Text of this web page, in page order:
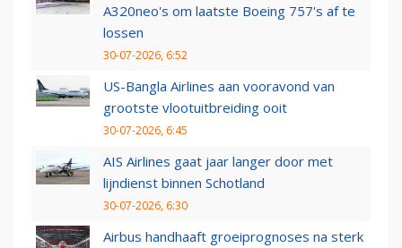
A320neo's om laatste Boeing 757's af te
lossen
30-07-2026, 6:52
US-Bangla Airlines aan vooravond van
grootste vlootuitbreiding ooit
30-07-2026, 6:45
AIS Airlines gaat jaar langer door met
lijndienst binnen Schotland
30-07-2026, 6:30
Airbus handhaaft groeiprognoses na sterk